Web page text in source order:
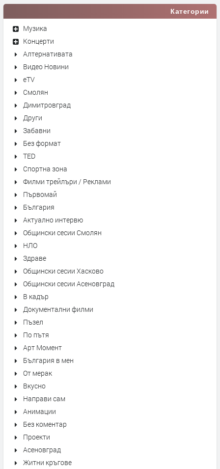
Категории
Музика
Концерти
Алтернативата
Видео Новини
eTV
Смолян
Димитровград
Други
Забавни
Без формат
TED
Спортна зона
Филми трейлъри / Реклами
Първомай
България
Актуално интервю
Общински сесии Смолян
НЛО
Здраве
Общински сесии Хасково
Общински сесии Асеновград
В кадър
Документални филми
Пъзел
По пътя
Арт Момент
България в мен
От мерак
Вкусно
Направи сам
Анимации
Без коментар
Проекти
Асеновград
Житни кръгове